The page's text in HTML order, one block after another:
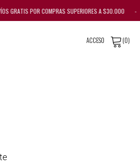
POR COMPRAS SUPERIORES A
ACCESO (0)